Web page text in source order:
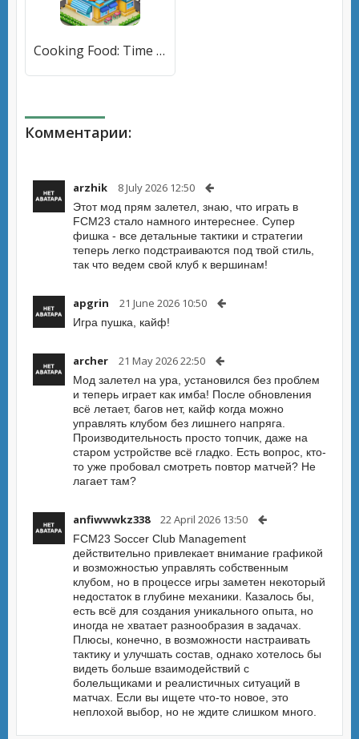
Cooking Food: Time Management [МОД Unlocked] APK Android
Комментарии:
arzhik 8 July 2026 12:50
Этот мод прям залетел, знаю, что играть в
FCM23 стало намного интереснее. Супер
фишка - все детальные тактики и стратегии
теперь легко подстраиваются под твой стиль,
так что ведем свой клуб к вершинам!
apgrin 21 June 2026 10:50
Игра пушка, кайф!
archer 21 May 2026 22:50
Мод залетел на ура, установился без проблем
и теперь играет как имба! После обновления
всё летает, багов нет, кайф когда можно
управлять клубом без лишнего напряга.
Производительность просто топчик, даже на
старом устройстве всё гладко. Есть вопрос, кто-
то уже пробовал смотреть повтор матчей? Не
лагает там?
anfiwwwkz338 22 April 2026 13:50
FCM23 Soccer Club Management
действительно привлекает внимание графикой
и возможностью управлять собственным
клубом, но в процессе игры заметен некоторый
недостаток в глубине механики. Казалось бы,
есть всё для создания уникального опыта, но
иногда не хватает разнообразия в задачах.
Плюсы, конечно, в возможности настраивать
тактику и улучшать состав, однако хотелось бы
видеть больше взаимодействий с
болельщиками и реалистичных ситуаций в
матчах. Если вы ищете что-то новое, это
неплохой выбор, но не ждите слишком много.